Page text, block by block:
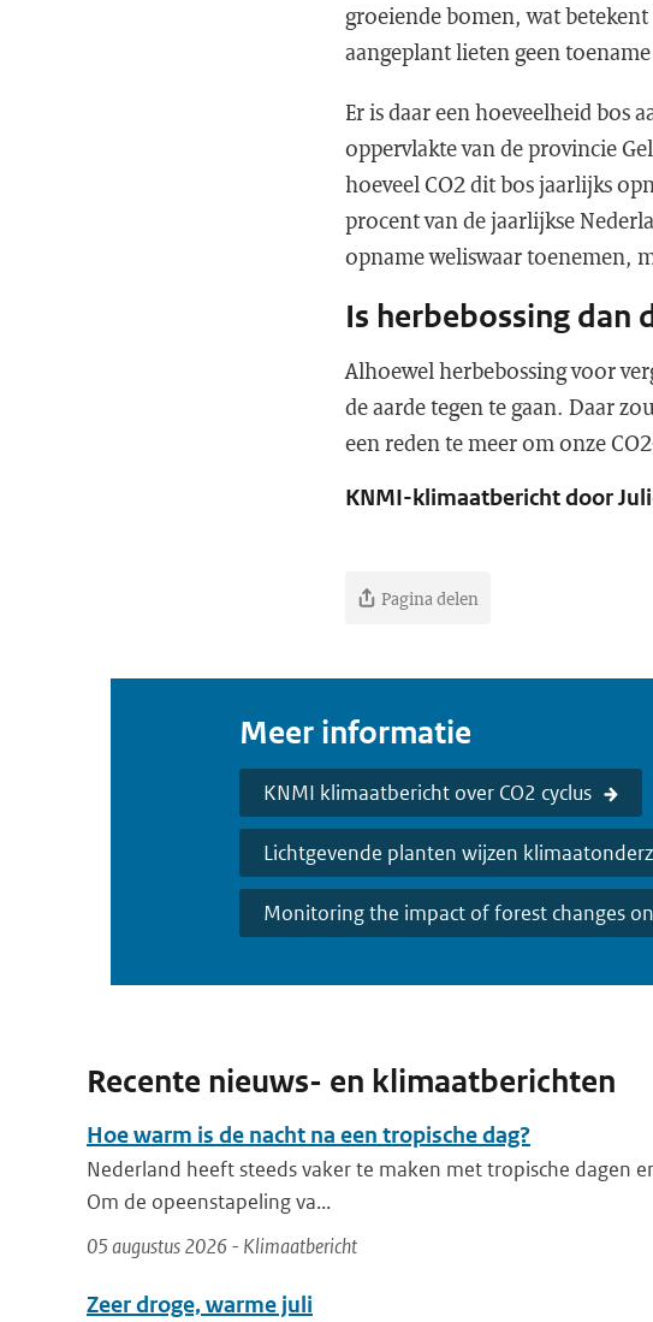
groeiende bomen, wat
aangeplant lieten geen
Er is daar een hoeveelheid bos
oppervlakte van de provincie
hoeveel CO2 dit bos jaarlijks
procent van de jaarlijkse
opname weliswaar toenemen,
Is herbebossing dan
Alhoewel herbebossing voor
de aarde tegen te gaan. Daar
een reden te meer om onze
KNMI-klimaatbericht door
Pagina delen
Meer informatie
KNMI klimaatbericht over CO2 cyclus
Lichtgevende planten wijzen
Monitoring the impact of forest changes
Recente nieuws- en klimaatberichten
Hoe warm is de nacht na een tropische dag?
Nederland heeft steeds vaker te maken met tropische dagen
Om de opeenstapeling va...
05 augustus 2026 - Klimaatbericht
Zeer droge, warme juli